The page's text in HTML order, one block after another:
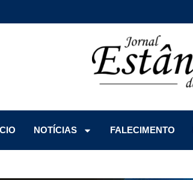
NOTÍCIAS FALECIMENTO